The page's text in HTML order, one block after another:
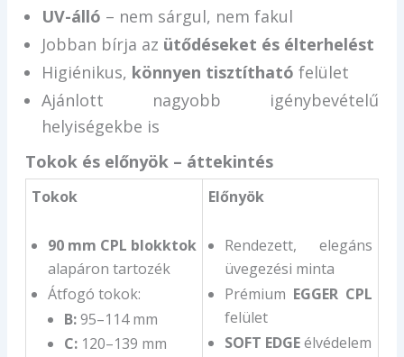
UV-álló – nem sárgul, nem fakul
Jobban bírja az ütődéseket és élterhelést
Higiénikus, könnyen tisztítható felület
Ajánlott nagyobb igénybevételű
helyiségekbe is
Tokok és előnyök – áttekintés
Tokok
90 mm CPL blokktok
alapáron tartozék
Átfogó tokok:
B:95–114 mm
C:120–139 mm
Előnyök
Rendezett, elegáns
üvegezési minta
Prémium EGGER CPL
felület
SOFT EDGEélvédelem